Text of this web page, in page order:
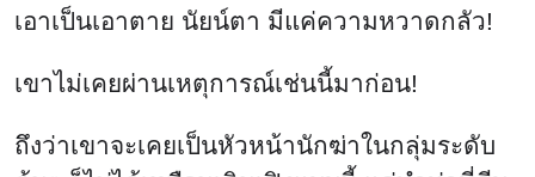
เอาเป็นเอาตาย นัยน์ตา มีแค่ความหวาดกลัว!
เขาไม่เคยผ่านเหตุการณ์เช่นนี้มาก่อน!
ถึงว่าเขาจะเคยเป็นหัวหน้านักฆ่าในกลุ่มระดับ